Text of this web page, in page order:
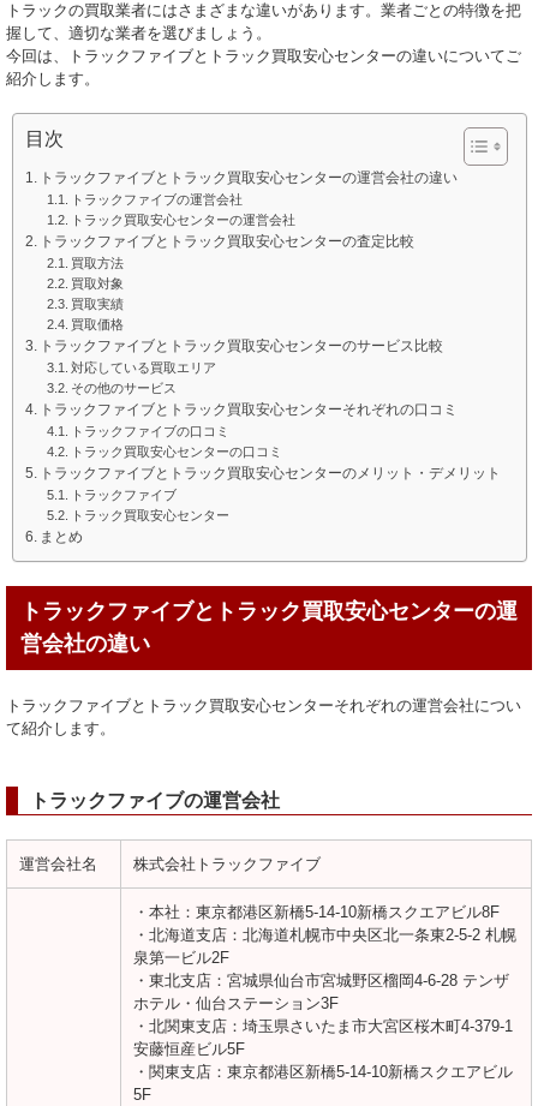
トラックの買取業者にはさまざまな違いがあります。業者ごとの特徴を把
握して、適切な業者を選びましょう。
今回は、トラックファイブとトラック買取安心センターの違いについてご
紹介します。
目次
トラックファイブとトラック買取安心センターの運営会社の違い
トラックファイブの運営会社
トラック買取安心センターの運営会社
トラックファイブとトラック買取安心センターの査定比較
買取方法
買取対象
買取実績
買取価格
トラックファイブとトラック買取安心センターのサービス比較
対応している買取エリア
その他のサービス
トラックファイブとトラック買取安心センターそれぞれの口コミ
トラックファイブの口コミ
トラック買取安心センターの口コミ
トラックファイブとトラック買取安心センターのメリット・デメリット
トラックファイブ
トラック買取安心センター
まとめ
トラックファイブとトラック買取安心センターの運
営会社の違い
トラックファイブとトラック買取安心センターそれぞれの運営会社につい
て紹介します。
トラックファイブの運営会社
運営会社名 株式会社トラックファイブ
・本社：東京都港区新橋5-14-10新橋スクエアビル8F
・北海道支店：北海道札幌市中央区北一条東2-5-2 札幌
泉第一ビル2F
・東北支店：宮城県仙台市宮城野区榴岡4-6-28 テンザ
ホテル・仙台ステーション3F
・北関東支店：埼玉県さいたま市大宮区桜木町4-379-1
安藤恒産ビル5F
・関東支店：東京都港区新橋5-14-10新橋スクエアビル
5F